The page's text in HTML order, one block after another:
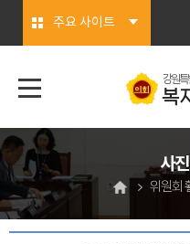
주요 사이트
강원특
복
사
위원회